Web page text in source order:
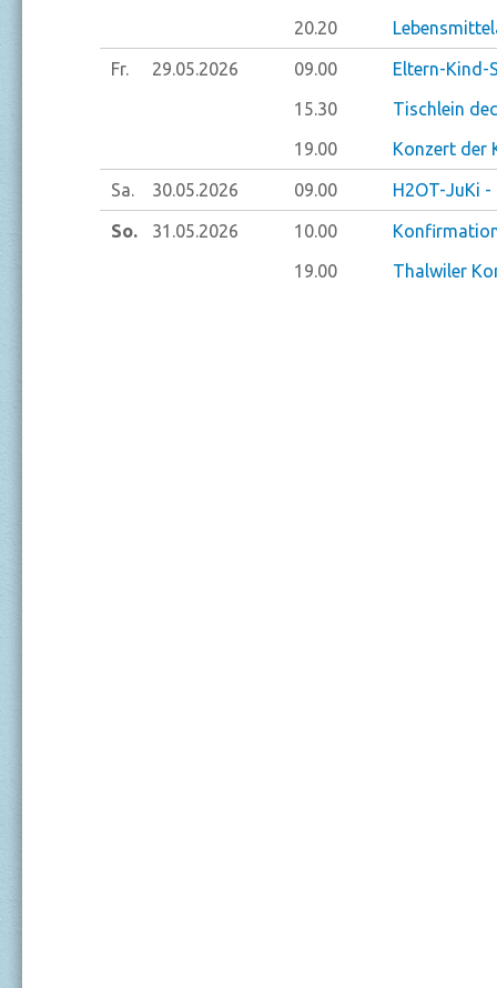
20.20
Fr. 29.05.2026 09.00
Eltern-Kind-
15.30
Tischlein
19.00
Konzert der
Sa. 30.05.2026 09.00 H2OT-JuKi
So. 31.05.2026 10.00
19.00
Thalwiler